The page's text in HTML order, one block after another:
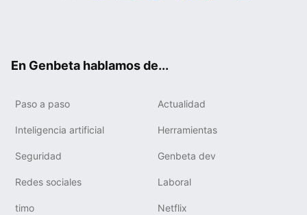
En Genbeta hablamos de...
Paso a paso Actualidad
Inteligencia artificial Herramientas
Seguridad Genbeta dev
Redes sociales Laboral
timo Netflix